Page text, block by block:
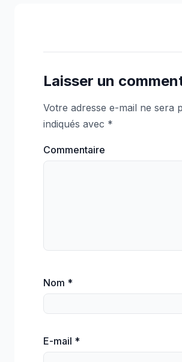
Laisser un
Votre adresse e-mail ne sera
indiqués avec *
Commentaire
Nom *
E-mail *